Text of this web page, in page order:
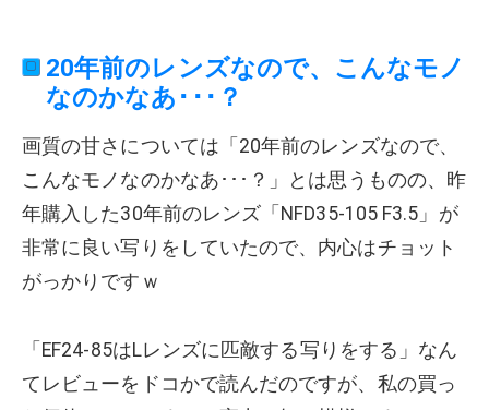
20年前のレンズなので、こんなモノ
なのかなあ･･･？
画質の甘さについては「20年前のレンズなので、
こんなモノなのかなあ･･･？」とは思うものの、昨
年購入した30年前のレンズ「NFD35-105 F3.5」が
非常に良い写りをしていたので、内心はチョット
がっかりですｗ
「EF24-85はLレンズに匹敵する写りをする」なん
てレビューをドコかで読んだのですが、私の買っ